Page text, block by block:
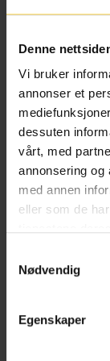
Denne
Vi bruker
annonser et
dessuten
vårt, med
annonsering og
med annen
eller som de
Nødvendig
Egenskaper